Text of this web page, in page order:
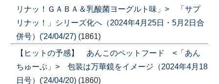
リナッ！ＧＡＢＡ＆乳酸菌ヨーグルト味」> 「サプ
リナッ！」シリーズ化へ（2024年4月25日・5月2日合
併号）('24/04/27) (1861)
【ヒットの予感】 あんこのペットフード <「あん
ちゅーぶ」> 包装は万華鏡をイメージ（2024年4月18
日号）('24/04/20) (1860)